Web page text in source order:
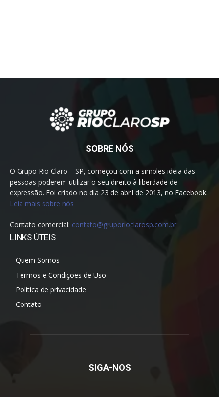
SOBRE NÓS
O Grupo Rio Claro – SP, começou com a simples ideia das
pessoas poderem utilizar o seu direito à liberdade de
expressão. Foi criado no dia 23 de abril de 2013, no Facebook.
Leia mais sobre nós
Contato comercial: contato@gruporioclarosp.com.br
LINKS ÚTEIS
Quem Somos
Termos e Condições de Uso
Política de privacidade
Contato
SIGA-NOS